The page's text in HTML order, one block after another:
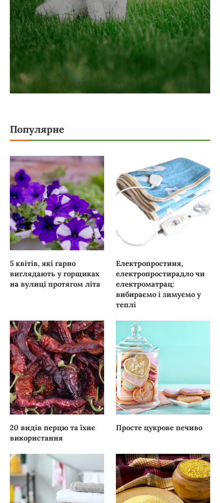
Популярне
5 квітів, які гарно
виглядають у горщиках
на вулиці протягом літа
Електропростиня,
електропростирадло чи
електроматрац:
вибираємо і зимуємо у
теплі
20 видів перцю та їхнє
використання
Просте цукрове печиво